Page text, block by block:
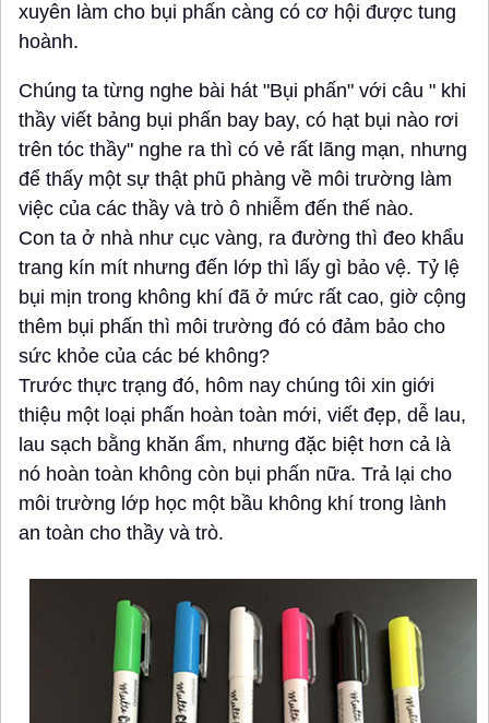
xuyên làm cho bụi phấn càng có cơ hội được tung
hoành.
Chúng ta từng nghe bài hát "Bụi phấn" với câu " khi
thầy viết bảng bụi phấn bay bay, có hạt bụi nào rơi
trên tóc thầy" nghe ra thì có vẻ rất lãng mạn, nhưng
để thấy một sự thật phũ phàng về môi trường làm
việc của các thầy và trò ô nhiễm đến thế nào.
Con ta ở nhà như cục vàng, ra đường thì đeo khẩu
trang kín mít nhưng đến lớp thì lấy gì bảo vệ. Tỷ lệ
bụi mịn trong không khí đã ở mức rất cao, giờ cộng
thêm bụi phấn thì môi trường đó có đảm bảo cho
sức khỏe của các bé không?
Trước thực trạng đó, hôm nay chúng tôi xin giới
thiệu một loại phấn hoàn toàn mới, viết đẹp, dễ lau,
lau sạch bằng khăn ẩm, nhưng đặc biệt hơn cả là
nó hoàn toàn không còn bụi phấn nữa. Trả lại cho
môi trường lớp học một bầu không khí trong lành
an toàn cho thầy và trò.